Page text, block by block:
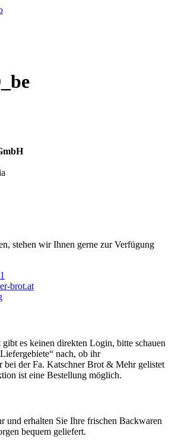
stehen wir Ihnen gerne zur Verfügung
brot.at
es keinen direkten Login, bitte schauen
nach, ob ihr
bei der Fa. Katschner Brot & Mehr gelistet
ist eine Bestellung möglich.
und erhalten Sie Ihre frischen Backwaren
bequem geliefert.